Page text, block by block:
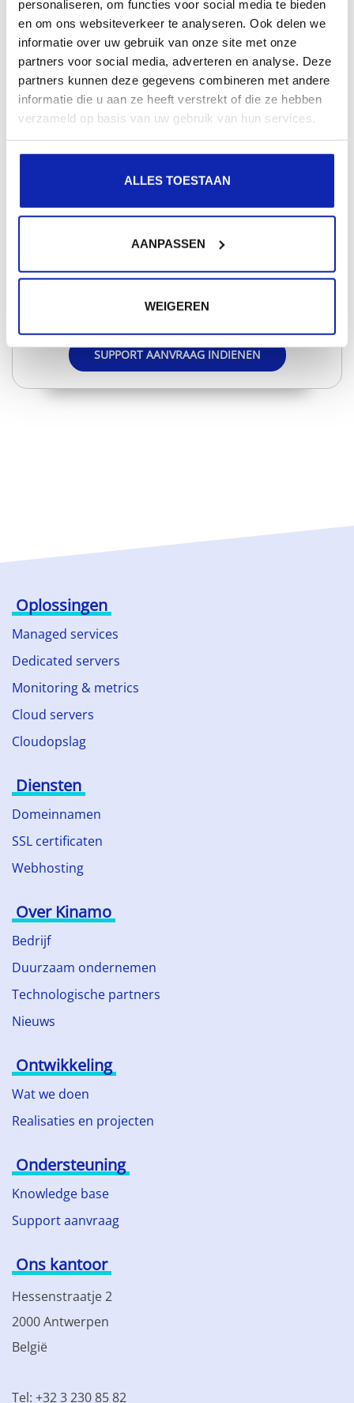
personaliseren, om functies voor social media te bieden
en om ons websiteverkeer te analyseren. Ook delen we
informatie over uw gebruik van onze site met onze
partners voor social media, adverteren en analyse. Deze
partners kunnen deze gegevens combineren met andere
informatie die u aan ze heeft verstrekt of die ze hebben
verzameld op basis van uw gebruik van hun services.
ALLES TOESTAAN
AANPASSEN
WEIGEREN
SSH ook gekend als Secure Shell is een protocol
waarmee het mogelijk is om op een veilige manier
machines te...
Meer lezen
Werden niet al uw vragen beantwoord?
graag verder!
SUPPORT AANVRAAG INDIENEN
Oplossingen
Managed services
Dedicated servers
Monitoring & metrics
Cloud servers
Cloudopslag
Diensten
Domeinnamen
SSL certificaten
Webhosting
Over Kinamo
Bedrijf
Duurzaam ondernemen
Technologische partners
Nieuws
Ontwikkeling
Wat we doen
Realisaties en projecten
Ondersteuning
Knowledge base
Support aanvraag
Ons kantoor
Hessenstraatje 2
2000 Antwerpen
België
Tel: +32 3 230 85 82